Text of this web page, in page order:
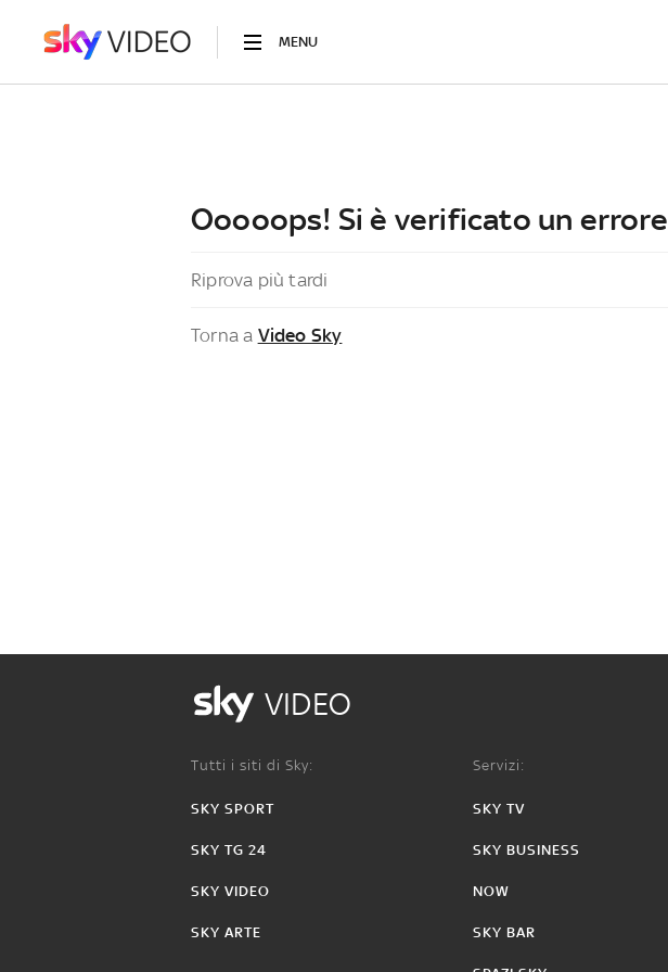
MENU
Ooooops! Si è verificato un errore
Riprova più tardi
Torna a Video Sky
VIDEO
Tutti i siti di Sky:
SKY SPORT
SKY TG 24
SKY VIDEO
SKY ARTE
Servizi:
SKY TV
SKY BUSINESS
NOW
SKY BAR